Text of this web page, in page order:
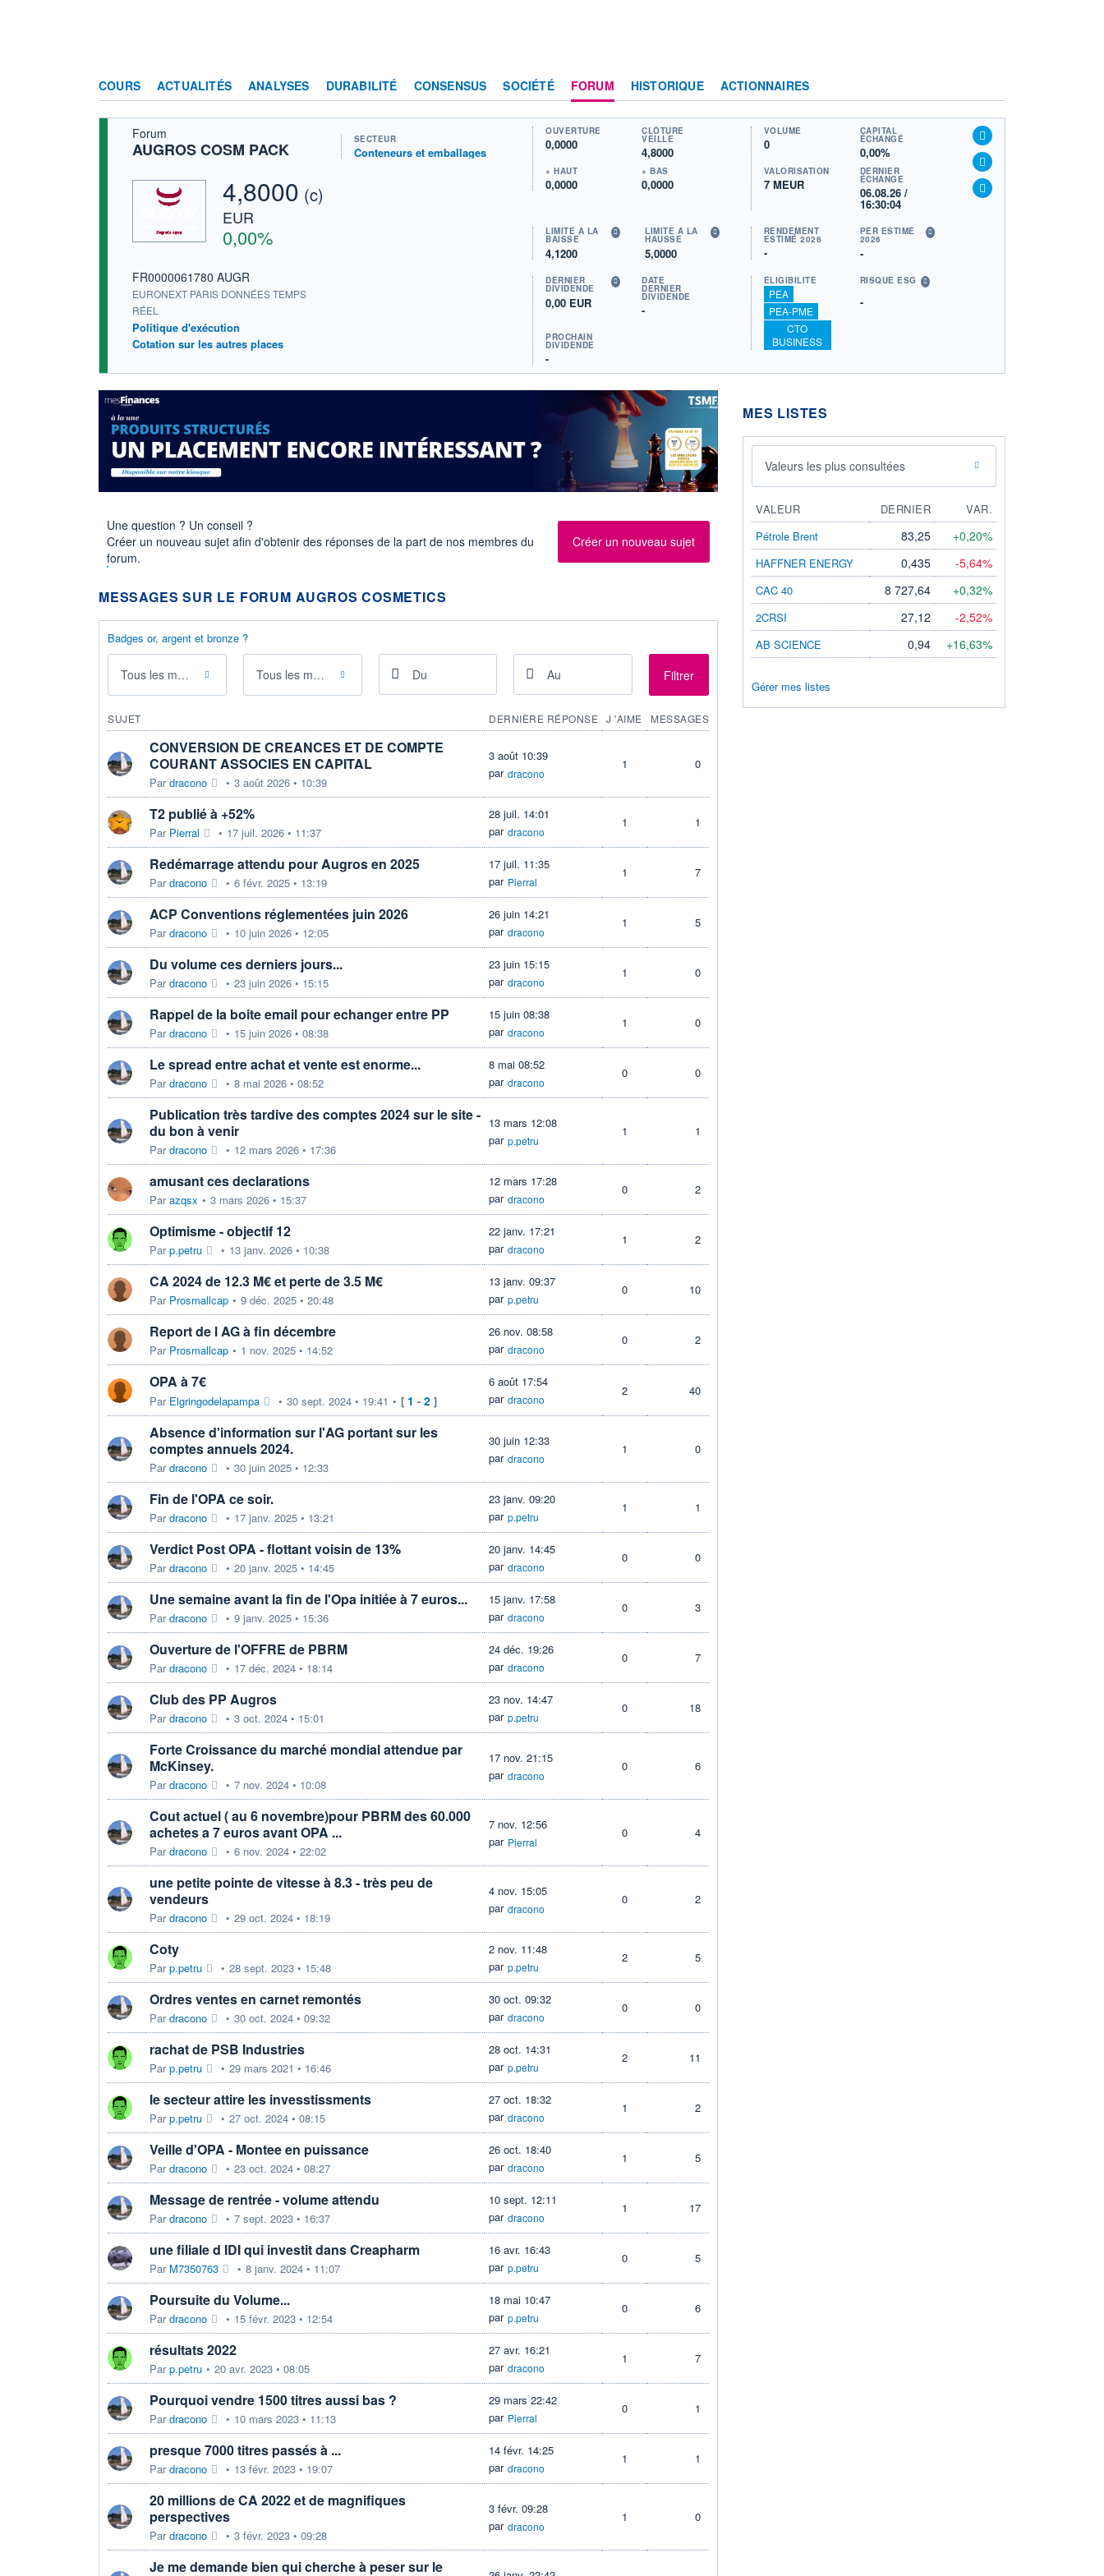
COURS ACTUALITÉS ANALYSES DURABILITÉ CONSENSUS SOCIÉTÉ FORUM HISTORIQUE ACTIONNAIRES
Forum
AUGROS COSM PACK
4,8000 (c)
EUR
0,00%
FR0000061780 AUGR
EURONEXT PARIS DONNÉES TEMPS
RÉEL
Politique d'exécution
Cotation sur les autres places
SECTEUR
Conteneurs et emballages
OUVERTURE
0,0000
CLÔTURE
VEILLE
4,8000
+ HAUT
0,0000
+ BAS
0,0000
VOLUME
0
CAPITAL
ÉCHANGÉ
0,00%
VALORISATION
7 MEUR
DERNIER
ÉCHANGE
06.08.26 /
16:30:04
LIMITE À LA
BAISSE
4,1200
LIMITE À LA
HAUSSE
5,0000
RENDEMENT
ESTIMÉ 2026
-
PER ESTIMÉ
2026
-
DERNIER
DIVIDENDE
0,00 EUR
DATE
DERNIER
DIVIDENDE
-
PROCHAIN
DIVIDENDE
-
ÉLIGIBILITÉ
PEA
PEA-PME
CTO
BUSINESS
RISQUE ESG
-
Une question ? Un conseil ?
Créer un nouveau sujet afin d'obtenir des réponses de la part de nos membres du
forum.
Créer un nouveau sujet
MESSAGES SUR LE FORUM AUGROS COSMETICS
Badges or, argent et bronze ?
Tous les messages Tous les membres Filtrer
SUJET DERNIÈRE RÉPONSE J 'AIME MESSAGES
CONVERSION DE CREANCES ET DE COMPTE
COURANT ASSOCIES EN CAPITAL
Pardracono • 3 août 2026 • 10:39
3 août 10:39
par dracono
1 0
T2 publié à +52%
Par Pierral • 17 juil. 2026 • 11:37
28 juil. 14:01
par dracono
1 1
Redémarrage attendu pour Augros en 2025
Pardracono • 6 févr. 2025 • 13:19
17 juil. 11:35
par Pierral
1 7
ACP Conventions réglementées juin 2026
Pardracono • 10 juin 2026 • 12:05
26 juin 14:21
par dracono
1 5
Du volume ces derniers jours...
Pardracono • 23 juin 2026 • 15:15
23 juin 15:15
par dracono
1 0
Rappel de la boite email pour echanger entre PP
Pardracono • 15 juin 2026 • 08:38
15 juin 08:38
par dracono
1 0
Le spread entre achat et vente est enorme...
Pardracono • 8 mai 2026 • 08:52
8 mai 08:52
par dracono
0 0
Publication très tardive des comptes 2024 sur le site -
du bon à venir
Pardracono • 12 mars 2026 • 17:36
13 mars 12:08
par p.petru
1 1
amusant ces declarations
Parazqsx • 3 mars 2026 • 15:37
12 mars 17:28
par dracono
0 2
Optimisme - objectif 12
Parp.petru • 13 janv. 2026 • 10:38
22 janv. 17:21
par dracono
1 2
CA 2024 de 12.3 M€ et perte de 3.5 M€
Par Prosmallcap • 9 déc. 2025 • 20:48
13 janv. 09:37
par p.petru
0 10
Report de l AG à fin décembre
Par Prosmallcap • 1 nov. 2025 • 14:52
26 nov. 08:58
par dracono
0 2
OPA à 7€
Par Elgringodelapampa • 30 sept. 2024 • 19:41 • [ 1 - 2 ]
6 août 17:54
par dracono
2 40
Absence d'information sur l'AG portant sur les
comptes annuels 2024.
Pardracono • 30 juin 2025 • 12:33
30 juin 12:33
par dracono
1 0
Fin de l'OPA ce soir.
Pardracono • 17 janv. 2025 • 13:21
23 janv. 09:20
par p.petru
1 1
Verdict Post OPA - flottant voisin de 13%
Pardracono • 20 janv. 2025 • 14:45
20 janv. 14:45
par dracono
0 0
Une semaine avant la fin de l'Opa initiée à 7 euros...
Pardracono • 9 janv. 2025 • 15:36
15 janv. 17:58
par dracono
0 3
Ouverture de l'OFFRE de PBRM
Pardracono • 17 déc. 2024 • 18:14
24 déc. 19:26
par dracono
0 7
Club des PP Augros
Pardracono • 3 oct. 2024 • 15:01
23 nov. 14:47
par p.petru
0 18
Forte Croissance du marché mondial attendue par
McKinsey.
Pardracono • 7 nov. 2024 • 10:08
17 nov. 21:15
par dracono
0 6
Cout actuel ( au 6 novembre)pour PBRM des 60.000
achetes a 7 euros avant OPA ...
Pardracono • 6 nov. 2024 • 22:02
7 nov. 12:56
par Pierral
0 4
une petite pointe de vitesse à 8.3 - très peu de
vendeurs
Pardracono • 29 oct. 2024 • 18:19
4 nov. 15:05
par dracono
0 2
Coty
Parp.petru • 28 sept. 2023 • 15:48
2 nov. 11:48
par p.petru
2 5
Ordres ventes en carnet remontés
Pardracono • 30 oct. 2024 • 09:32
30 oct. 09:32
par dracono
0 0
rachat de PSB Industries
Parp.petru • 29 mars 2021 • 16:46
28 oct. 14:31
par p.petru
2 11
le secteur attire les invesstissments
Parp.petru • 27 oct. 2024 • 08:15
27 oct. 18:32
par dracono
1 2
Veille d'OPA - Montee en puissance
Pardracono • 23 oct. 2024 • 08:27
26 oct. 18:40
par dracono
1 5
Message de rentrée - volume attendu
Pardracono • 7 sept. 2023 • 16:37
10 sept. 12:11
par dracono
1 17
une filiale d IDI qui investit dans Creapharm
Par M7350763 • 8 janv. 2024 • 11:07
16 avr. 16:43
par p.petru
0 5
Poursuite du Volume...
Pardracono • 15 févr. 2023 • 12:54
18 mai 10:47
par p.petru
0 6
résultats 2022
Parp.petru • 20 avr. 2023 • 08:05
27 avr. 16:21
par dracono
1 7
Pourquoi vendre 1500 titres aussi bas ?
Pardracono • 10 mars 2023 • 11:13
29 mars 22:42
par Pierral
0 1
presque 7000 titres passés à ...
Pardracono • 13 févr. 2023 • 19:07
14 févr. 14:25
par dracono
1 1
20 millions de CA 2022 et de magnifiques
perspectives
Pardracono • 3 févr. 2023 • 09:28
3 févr. 09:28
par dracono
1 0
Je me demande bien qui cherche à peser sur le
MES LISTES
Valeurs les plus consultées
VALEUR DERNIER
VAR.
Pétrole Brent
83,25 +0,20%
HAFFNER ENERGY 0,435 -5,64%
CAC 40 8 727,64 +0,32%
2CRSI 27,12 -2,52%
AB SCIENCE 0,94 +16,63%
Gérer mes listes